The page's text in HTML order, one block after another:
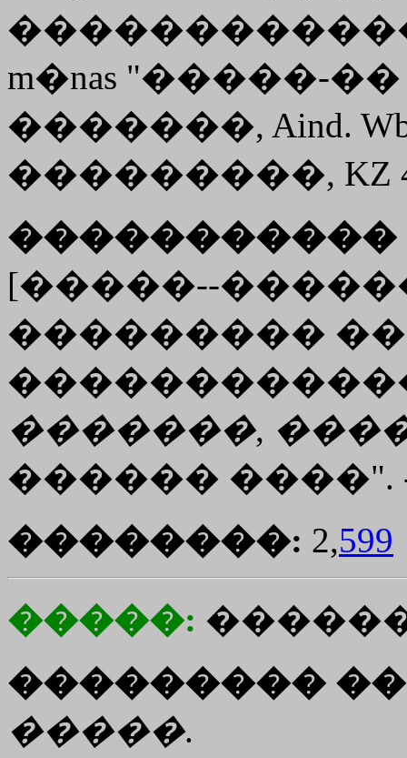
m�nas "�����-
�������, Aind. Wb.
���������, KZ
�����������
[�����--
���������
�������,
������ ����".
��������: 2,599
�����:
���������
�����.